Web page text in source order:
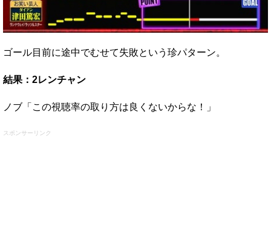
ゴール目前に途中でむせて失敗という珍パターン。
結果：2レンチャン
ノブ「この視聴率の取り方は良くないからな！」
スポンサーリンク